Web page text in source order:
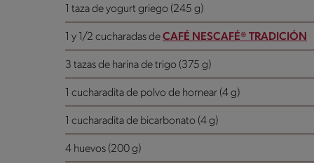
1 taza de yogurt griego (245 g)
1 y 1/2 cucharadas deCAFÉ NESCAFÉ® TRADICIÓN
3 tazas de harina de trigo (375 g)
1 cucharadita de polvo de hornear (4 g)
1 cucharadita de bicarbonato (4 g)
4 huevos (200 g)